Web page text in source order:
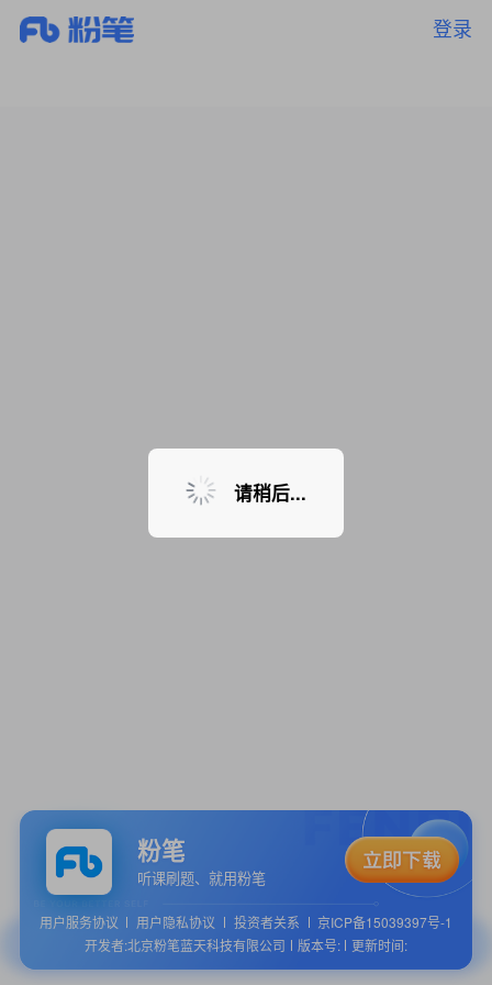
登录
暂无课程，敬请期待
粉笔
听课刷题、就用粉笔
用户服务协议 用户隐私协议 投资者关系
京ICP备15039397号-1
开发者:北京粉笔蓝天科技有限公司
版本号: 更新时间:
请稍后...